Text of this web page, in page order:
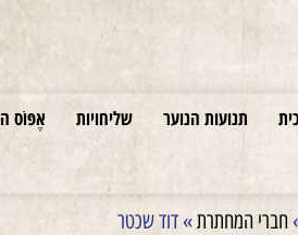
תנועות הנוער שליחויות אֶפּוֹס
חברי המחתרת»דוד שכטר